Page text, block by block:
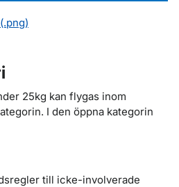
25kg kan flygas inom
I den öppna kategorin
till icke-involverade